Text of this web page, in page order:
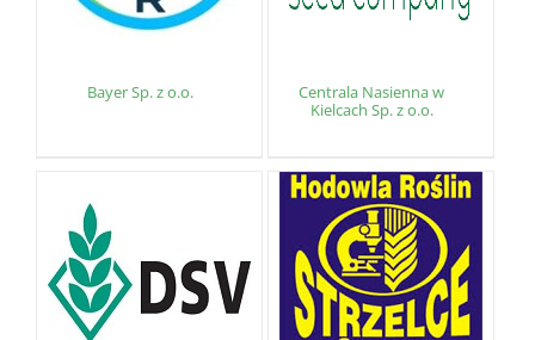
Bayer Sp. z o.o.
Centrala Nasienna w
Kielcach Sp. z o.o.